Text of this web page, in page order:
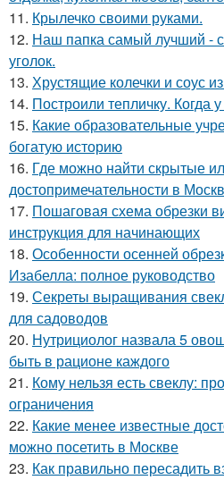
11. Крылечко своими руками.
12. Наш папка самый лучший -
уголок.
13. Хрустящие колечки и соус
14. Построили тепличку. Когда
15. Какие образовательные
богатую историю
16. Где можно найти скрытые
достопримечательности в
17. Пошаговая схема обрезки
инструкция для начинающих
18. Особенности осенней
Изабелла: полное руководство
19. Секреты выращивания
для садоводов
20. Нутрициолог назвала 5
быть в рационе каждого
21. Кому нельзя есть свеклу:
ограничения
22. Какие менее известные
можно посетить в Москве
23. Как правильно пересадить